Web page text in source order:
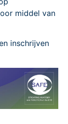
middel van
inschrijven